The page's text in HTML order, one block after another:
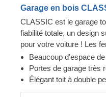
Garage en bois
CLASSIC est le garage
fiabilité totale, un design
pour votre voiture ! Les
lumineux et accueillant,
assure la sécurité de
faire moins d'allers-
Beaucoup d'espace
Portes de garage très
Élégant toit à double